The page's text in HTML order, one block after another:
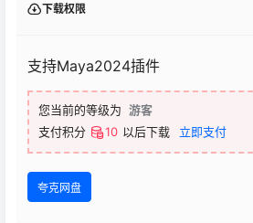
下载权限
支持Maya2024插件
您当前的等级为 游客
支付积分
10 以后下载 立即支付
夸克网盘